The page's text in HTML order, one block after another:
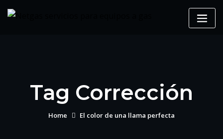
Tag Corrección
Home El color de una llama perfecta